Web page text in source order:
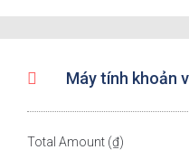
Máy tính khoản
Total Amount (₫)